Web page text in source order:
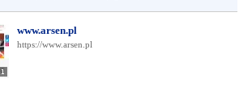
www.arsen.pl
https://www.arsen.pl